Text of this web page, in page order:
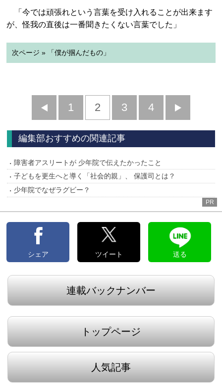
「今では頑張れという言葉を受け入れることが出来ます
が、怪我の直後は一番聞きたくない言葉でした」
次ページ » 「僕が掴んだもの」
前
へ
1 2 3 4
へ
編集部おすすめの関連記事
障害者アスリートが 少年院で伝えたかったこと
子どもを更生へと導く「社会的親」、 保護司とは？
少年院でなぜラグビー？
PR
シェア ツイート 送る
連載バックナンバー
トップページ
人気記事